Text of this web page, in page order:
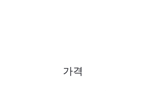
가격